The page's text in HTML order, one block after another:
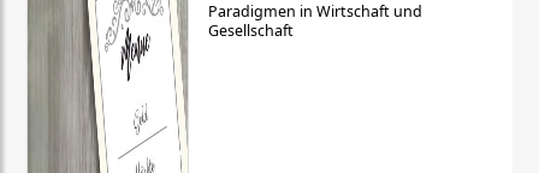
Paradigmen in Wirtschaft und
Gesellschaft